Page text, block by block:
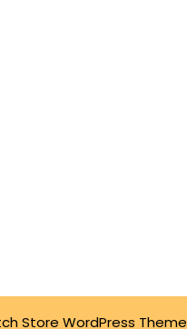
Store WordPress Theme